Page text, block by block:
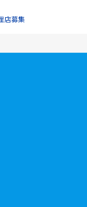
店募集